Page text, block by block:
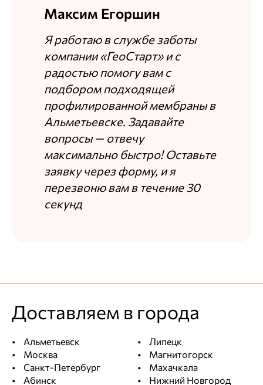
Максим Егоршин
Я работаю в службе заботы
компании «ГеоСтарт» и с
радостью помогу вам с
подбором подходящей
профилированной мембраны в
Альметьевске. Задавайте
вопросы — отвечу
максимально быстро! Оставьте
заявку через форму, и я
перезвоню вам в течение 30
секунд
Доставляем в города
Альметьевск
Москва
Санкт-Петербург
Абинск
Липецк
Магнитогорск
Махачкала
Нижний Новгород